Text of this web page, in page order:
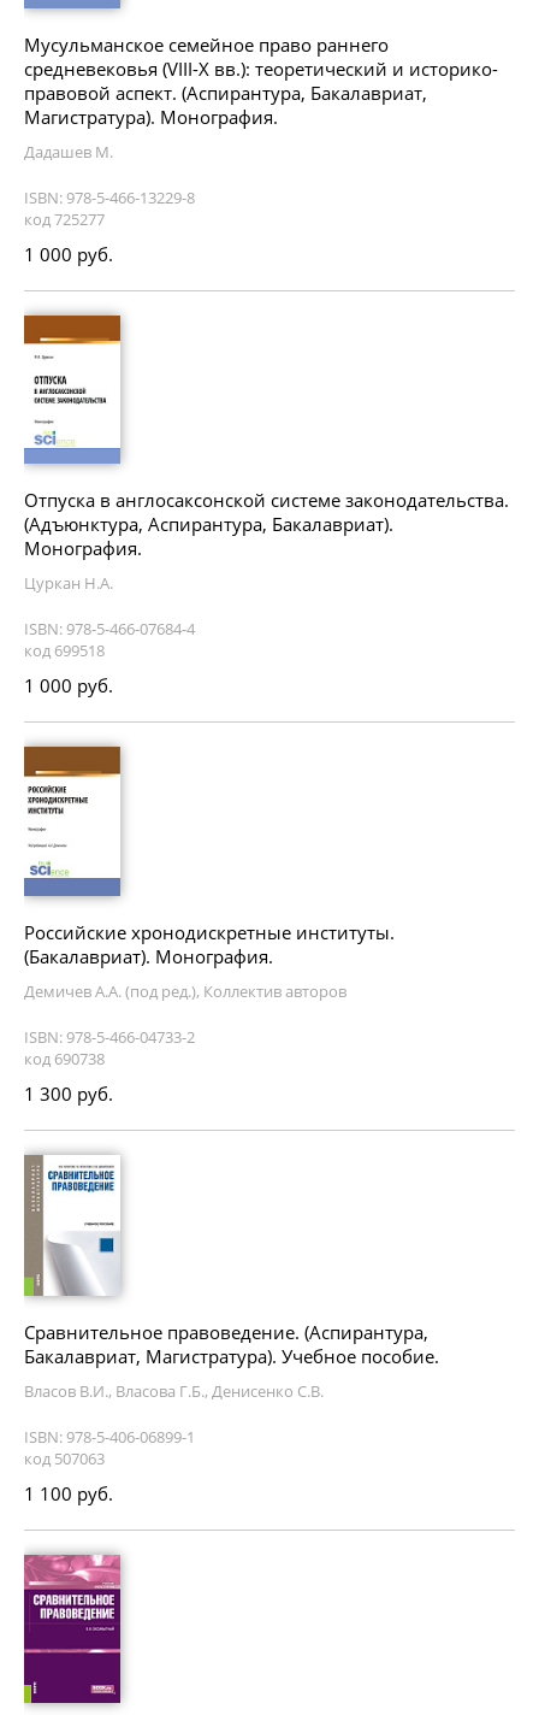
Мусульманское семейное право раннего
средневековья (VIII-X вв.): теоретический и историко-
правовой аспект. (Аспирантура, Бакалавриат,
Магистратура). Монография.
Дадашев М.
ISBN: 978-5-466-13229-8
код 725277
1 000 руб.
Отпуска в англосаксонской системе законодательства.
(Адъюнктура, Аспирантура, Бакалавриат).
Монография.
Цуркан Н.А.
ISBN: 978-5-466-07684-4
код 699518
1 000 руб.
Российские хронодискретные институты.
(Бакалавриат). Монография.
Демичев А.А. (под ред.), Коллектив авторов
ISBN: 978-5-466-04733-2
код 690738
1 300 руб.
Сравнительное правоведение. (Аспирантура,
Бакалавриат, Магистратура). Учебное пособие.
Власов В.И., Власова Г.Б., Денисенко С.В.
ISBN: 978-5-406-06899-1
код 507063
1 100 руб.